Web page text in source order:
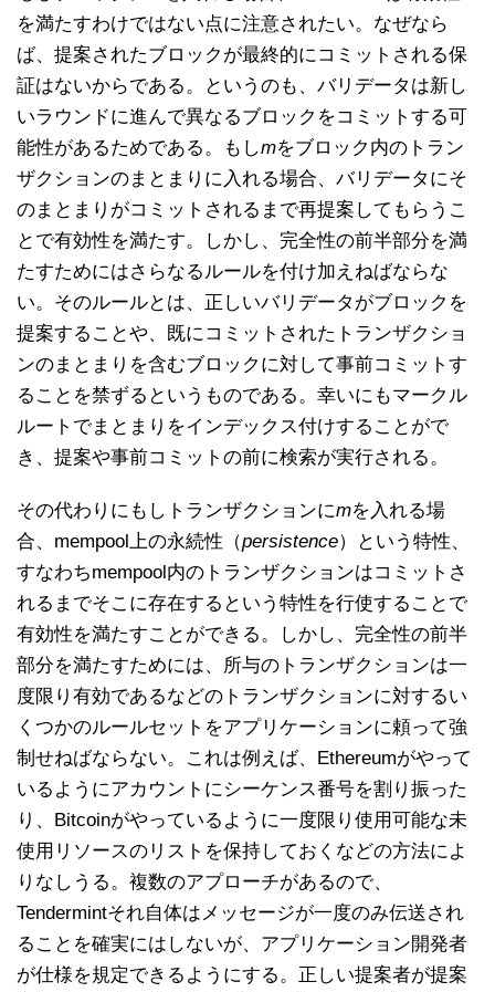
を満たすわけではない点に注意されたい。なぜなら
ば、提案されたブロックが最終的にコミットされる保
証はないからである。というのも、バリデータは新し
いラウンドに進んで異なるブロックをコミットする可
能性があるためである。もしmをブロック内のトラン
ザクションのまとまりに入れる場合、バリデータにそ
のまとまりがコミットされるまで再提案してもらうこ
とで有効性を満たす。しかし、完全性の前半部分を満
たすためにはさらなるルールを付け加えねばならな
い。そのルールとは、正しいバリデータがブロックを
提案することや、既にコミットされたトランザクショ
ンのまとまりを含むブロックに対して事前コミットす
ることを禁ずるというものである。幸いにもマークル
ルートでまとまりをインデックス付けすることがで
き、提案や事前コミットの前に検索が実行される。
その代わりにもしトランザクションにmを入れる場
合、mempool上の永続性（persistence）という特性、
すなわちmempool内のトランザクションはコミットさ
れるまでそこに存在するという特性を行使することで
有効性を満たすことができる。しかし、完全性の前半
部分を満たすためには、所与のトランザクションは一
度限り有効であるなどのトランザクションに対するい
くつかのルールセットをアプリケーションに頼って強
制せねばならない。これは例えば、Ethereumがやって
いるようにアカウントにシーケンス番号を割り振った
り、Bitcoinがやっているように一度限り使用可能な未
使用リソースのリストを保持しておくなどの方法によ
りなしうる。複数のアプローチがあるので、
Tendermintそれ自体はメッセージが一度のみ伝送され
ることを確実にはしないが、アプリケーション開発者
が仕様を規定できるようにする。正しい提案者が提案